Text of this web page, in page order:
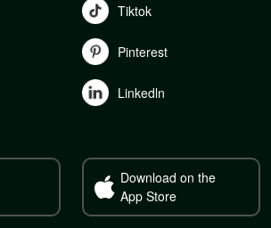
Tiktok
Pinterest
Linkedln
Download on the
App Store